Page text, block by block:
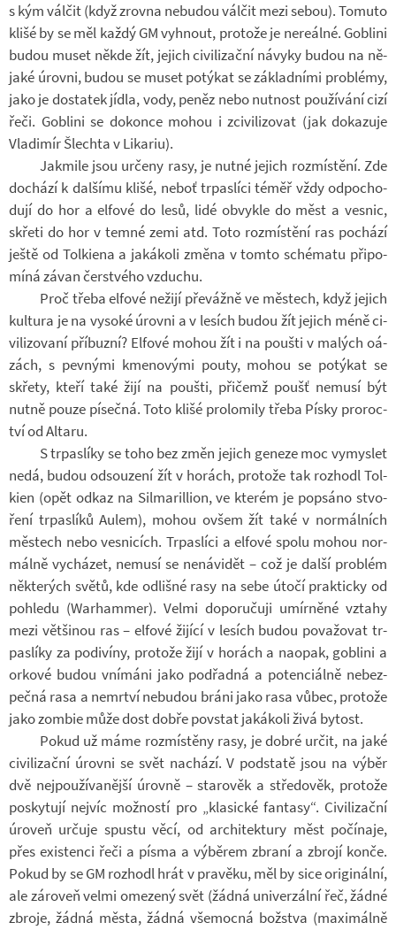
s kým vál­čit (když zrovna ne­bu­dou vál­čit mezi sebou). To­muto
klišé by se měl každý GM vy­hnout, pro­tože je ne­re­álné. Go­b­lini
budou muset někde žít, je­jich ci­vi­li­zační ná­vyky budou na ně­
jaké úrovni, budou se muset po­tý­kat se zá­klad­ními pro­blémy,
jako je do­sta­tek jídla, vody, peněz nebo nut­nost po­u­ží­vání cizí
řeči. Go­b­lini se do­konce mohou i zci­vi­li­zo­vat (jak do­ka­zuje
Vla­di­mír Šlechta v Li­ka­riu).
Jakmile jsou ur­čeny rasy, je nutné je­jich roz­mís­tění. Zde
do­chází k dal­šímu klišé, neboť tr­pas­líci téměř vždy od­po­cho­
dují do hor a el­fové do lesů, lidé ob­vykle do měst a ves­nic,
skřeti do hor v temné zemi atd. Toto roz­mís­tění ras po­chází
ještě od Tol­ki­ena a ja­ká­koli změna v tomto sché­matu při­po­
míná závan čer­stvého vzdu­chu.
Proč třeba el­fové ne­žijí pře­vážně ve měs­tech, když je­jich
kul­tura je na vy­soké úrovni a v le­sích budou žít je­jich méně ci­
vi­li­zo­vaní pří­buzní? El­fové mohou žít i na poušti v ma­lých oá­
zách, s pev­nými kme­no­vými pouty, mohou se po­tý­kat se
skřety, kteří také žijí na poušti, při­čemž poušť ne­musí být
nutně pouze pí­sečná. Toto klišé pro­lo­mily třeba Písky pro­roc­
tví od Al­taru.
S tr­pas­líky se toho bez změn je­jich ge­neze moc vy­mys­let
nedá, budou od­sou­zení žít v ho­rách, pro­tože tak roz­hodl Tol­
kien (opět odkaz na Sil­ma­ril­lion, ve kte­rém je po­psáno stvo­
ření tr­pas­líků Aulem), mohou ovšem žít také v nor­mál­ních
měs­tech nebo ves­ni­cích. Tr­pas­líci a el­fové spolu mohou nor­
málně vy­chá­zet, ne­musí se ne­ná­vi­dět – což je další pro­blém
ně­kte­rých světů, kde od­lišné rasy na sebe útočí prak­ticky od
po­hledu (War­ha­m­mer). Velmi do­po­ru­čuji umír­něné vztahy
mezi vět­ši­nou ras – el­fové ži­jící v le­sích budou po­va­žo­vat tr­
pas­líky za po­di­víny, pro­tože žijí v ho­rách a na­o­pak, go­b­lini a
or­kové budou vní­máni jako pod­řadná a po­ten­ci­álně ne­bez­
pečná rasa a ne­mrtví ne­bu­dou bráni jako rasa vůbec, pro­tože
jako zom­bie může dost dobře po­vstat ja­ká­koli živá by­tost.
Pokud už máme roz­mís­těny rasy, je dobré určit, na jaké
ci­vi­li­zační úrovni se svět na­chází. V pod­statě jsou na výběr
dvě nej­po­u­ží­va­nější úrovně – sta­ro­věk a stře­do­věk, pro­tože
po­sky­tují nej­víc mož­ností pro „kla­sické fan­tasy“. Ci­vi­li­zační
úro­veň ur­čuje spustu věcí, od ar­chi­tek­tury měst po­čí­naje,
přes exis­tenci řeči a písma a vý­bě­rem zbraní a zbrojí konče.
Pokud by se GM roz­hodl hrát v pra­věku, měl by sice ori­gi­nální,
ale zá­ro­veň velmi ome­zený svět (žádná uni­ver­zální řeč, žádné
zbroje, žádná města, žádná vše­mocná bož­stva (ma­xi­málně